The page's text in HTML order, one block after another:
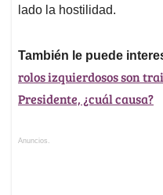
lado la hostilidad.
También le puede
rolos izquierdosos son
Presidente, ¿cuál causa?
Anuncios.